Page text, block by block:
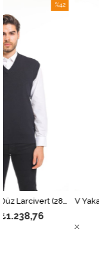
V Yaka Süveter Düz Larcivert (2803)
%42İndirim